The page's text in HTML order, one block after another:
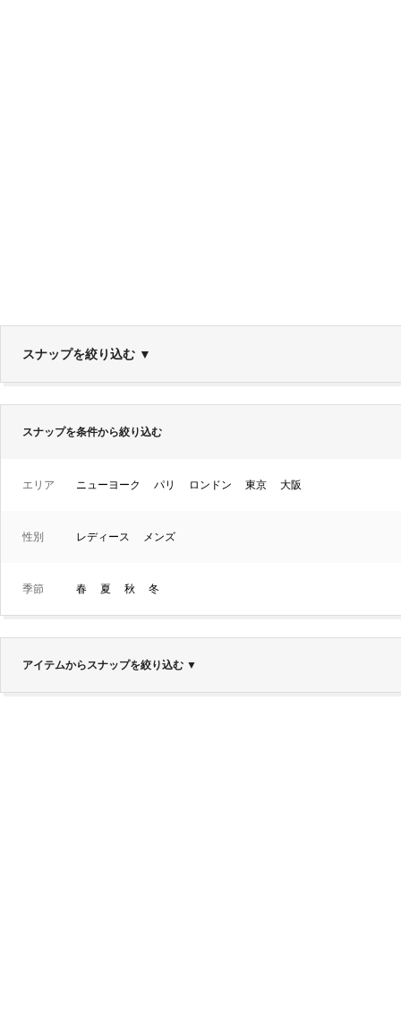
スナップを絞り込む ▼
スナップを条件から絞り込む
エリア ニューヨーク パリ ロンドン 東京 大阪
性別 レディース メンズ
季節 春 夏 秋 冬
アイテムからスナップを絞り込む ▼